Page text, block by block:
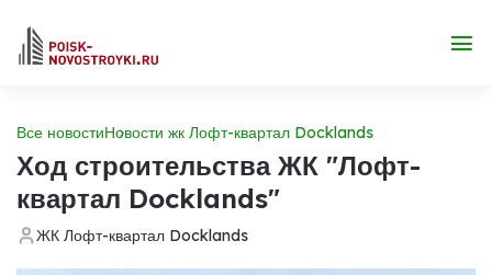
Все новостиНовости жк Лофт-квартал Docklands
Ход строительства ЖК "Лофт-
квартал Docklands"
ЖК Лофт-квартал Docklands